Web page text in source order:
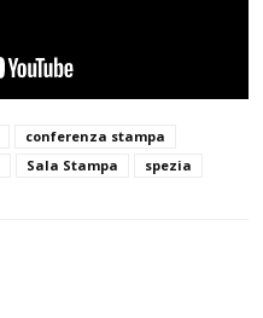
conferenza stampa
Sala Stampa spezia